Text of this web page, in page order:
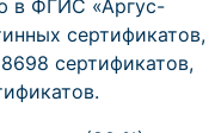
в ФГИС «Аргус-
сертификатов,
сертификатов,